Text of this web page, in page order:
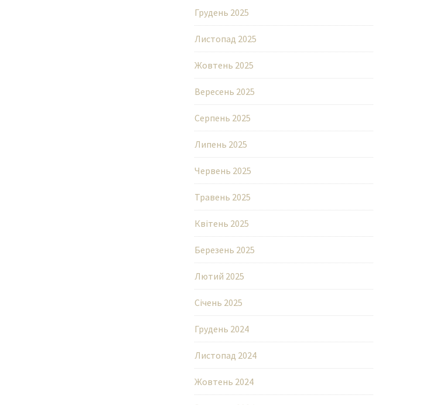
Грудень 2025
Листопад 2025
Жовтень 2025
Вересень 2025
Серпень 2025
Липень 2025
Червень 2025
Травень 2025
Квітень 2025
Березень 2025
Лютий 2025
Січень 2025
Грудень 2024
Листопад 2024
Жовтень 2024